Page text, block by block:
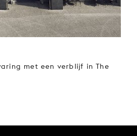
STEUN
ONS
met een verblijf in The